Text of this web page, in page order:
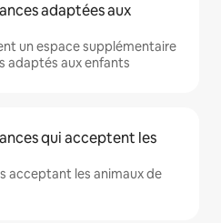
adaptées aux
un espace supplémentaire
adaptés aux enfants
qui acceptent les
acceptant les animaux de